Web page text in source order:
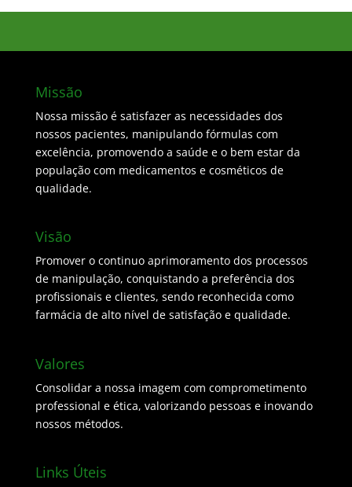
Missão
Nossa missão é satisfazer as necessidades dos
nossos pacientes, manipulando fórmulas com
excelência, promovendo a saúde e o bem estar da
população com medicamentos e cosméticos de
qualidade.
Visão
Promover o continuo aprimoramento dos processos
de manipulação, conquistando a preferência dos
profissionais e clientes, sendo reconhecida como
farmácia de alto nível de satisfação e qualidade.
Valores
Consolidar a nossa imagem com comprometimento
professional e ética, valorizando pessoas e inovando
nossos métodos.
Links Úteis